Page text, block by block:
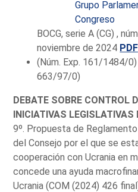
Grupo
Congreso
BOCG, serie A (CG) ,
noviembre de 2024 PDF
(Núm. Exp. 161/1484/0)
663/97/0)
DEBATE SOBRE CONTROL
INICIATIVAS LEGISLATIVAS
9º. Propuesta de
del Consejo por el que se
cooperación con Ucrania en
concede una ayuda
Ucrania (COM (2024) 426